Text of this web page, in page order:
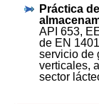
Práctica
API 653,
de EN
servicio de
verticales,
sector